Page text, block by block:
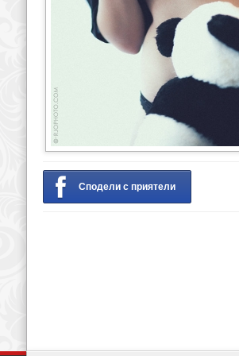
Сподели с приятели